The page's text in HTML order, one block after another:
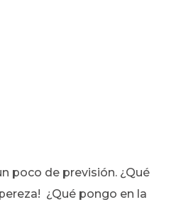
poco de previsión. ¿Qué
¿Qué pongo en la